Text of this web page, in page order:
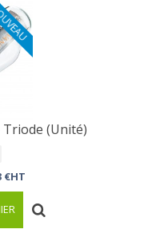
Triode (Unité)
€HT